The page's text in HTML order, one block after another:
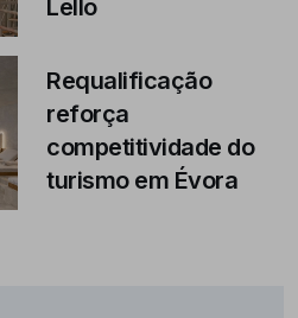
Lello
Requalificação
reforça
competitividade do
turismo em Évora